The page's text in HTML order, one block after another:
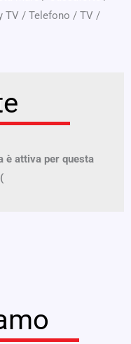
TV / Telefono / TV /
è attiva per questa